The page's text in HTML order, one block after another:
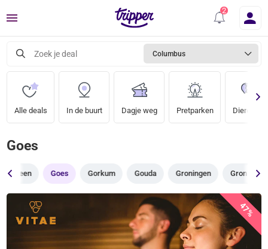
Menu
Zoek je deal Columbus
Alle deals In de buurt Dagje weg Pretparken Dierentuin
Goes
Geleen Goes Gorkum Gouda Groningen Groningen
47%